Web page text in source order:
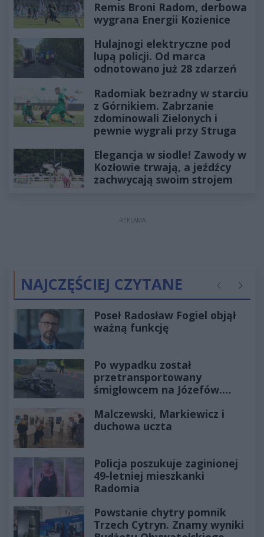
Remis Broni Radom, derbowa
wygrana Energii Kozienice
Hulajnogi elektryczne pod
lupą policji. Od marca
odnotowano już 28 zdarzeń
Radomiak bezradny w starciu
z Górnikiem. Zabrzanie
zdominowali Zielonych i
pewnie wygrali przy Struga
Elegancja w siodle! Zawody w
Kozłowie trwają, a jeźdźcy
zachwycają swoim strojem
REKLAMA
NAJCZĘŚCIEJ CZYTANE Poprzednie
Poseł Radosław Fogiel objął
ważną funkcję
Po wypadku został
przetransportowany
śmigłowcem na Józefów.
Malczewski, Markiewicz i
duchowa uczta
Policja poszukuje zaginionej
49-letniej mieszkanki
Radomia
Powstanie chytry pomnik
Trzech Cytryn. Znamy wyniki